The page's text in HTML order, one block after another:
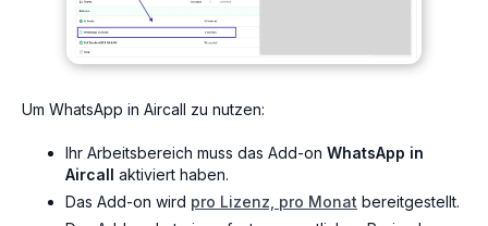
Um WhatsApp in Aircall zu nutzen:
Ihr Arbeitsbereich muss das Add-on WhatsApp in
Aircall aktiviert haben.
Das Add-on wird pro Lizenz, pro Monat bereitgestellt.